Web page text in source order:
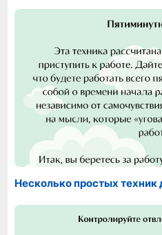
Несколько простых техник